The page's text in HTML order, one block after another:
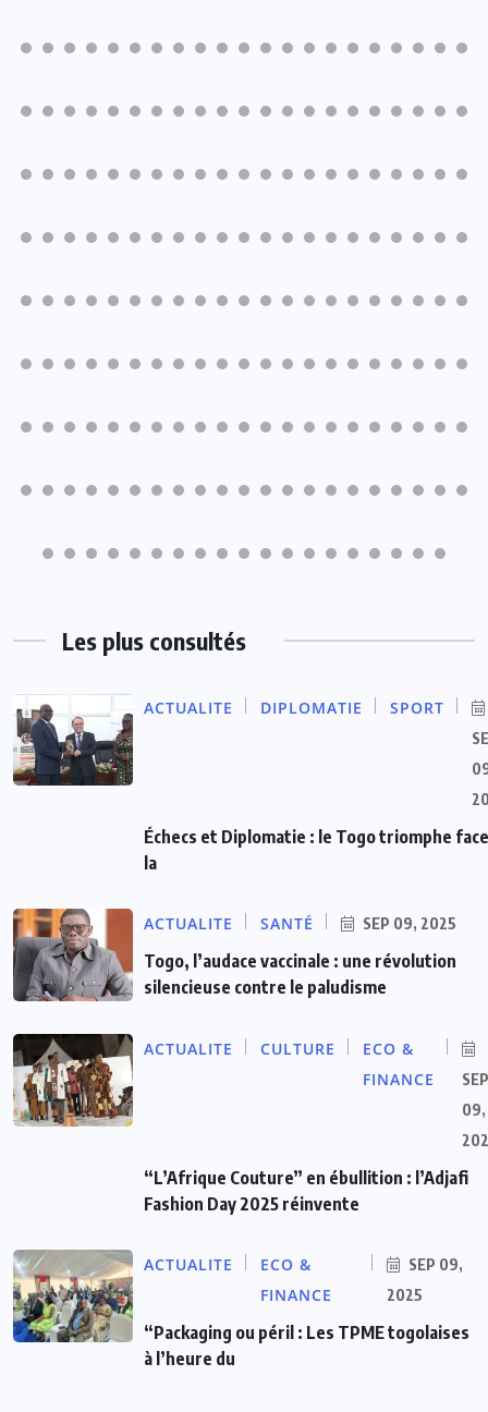
Les plus consultés
ACTUALITE DIPLOMATIE SPORT
Échecs et Diplomatie : le Togo triomphe
la
ACTUALITE SANTÉ SEP 09, 2025
Togo, l’audace vaccinale : une révolution
silencieuse contre le paludisme
ACTUALITE CULTURE
ECO &
FINANCE
SEP
09,
“L’Afrique Couture” en ébullition : l’Adjafi
Fashion Day 2025 réinvente
ACTUALITE
ECO &
FINANCE
SEP 09,
2025
“Packaging ou péril : Les TPME togolaises
à l’heure du